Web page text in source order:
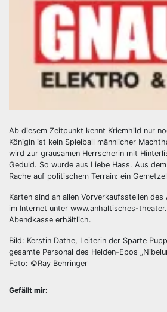
Ab diesem Zeitpunkt kennt Kriemhild nur
Königin ist kein Spielball männlicher
wird zur grausamen Herrscherin mit
Geduld. So wurde aus Liebe Hass. Aus
Rache auf politischem Terrain: ein
Karten sind an allen Vorverkaufsstellen
im Internet unter www.anhaltisches-
Abendkasse erhältlich.
Bild: Kerstin Dathe, Leiterin der Sparte
gesamte Personal des Helden-Epos
Foto: ©Ray Behringer
Gefällt mir: